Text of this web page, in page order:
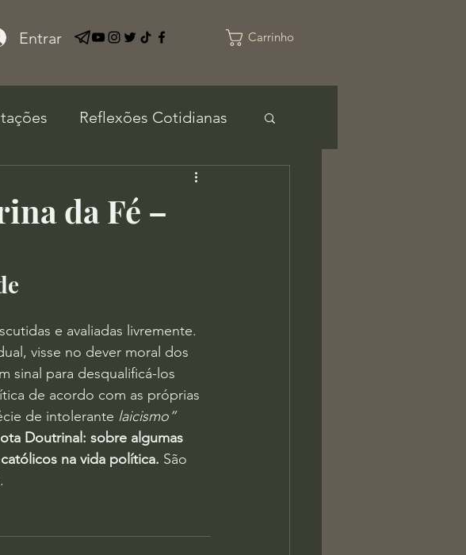
Entrar Carrinho
Reflexões Cotidianas
da Fé –
e avaliadas livremente.
visse no dever moral dos
sinal para desqualificá-los
de acordo com as próprias
de intolerante laicismo”
Doutrinal: sobre algumas
na vida política. São